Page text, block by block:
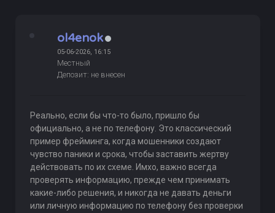
ol4enok
05-06-2026, 16:15
Местный
Депозит: не внесен
Реально, если бы что-то было, пришло бы
официально, а не по телефону. Это классический
пример фрейминга, когда мошенники создают
чувство паники и срока, чтобы заставить жертву
действовать по их схеме. Имхо, важно всегда
проверять информацию, прежде чем принимать
какие-либо решения, и никогда не давать деньги
или личную информацию по телефону без проверки